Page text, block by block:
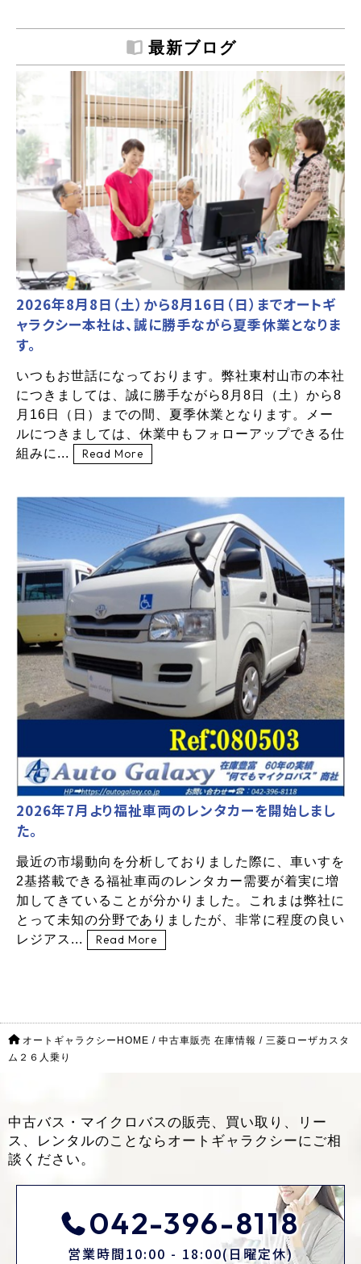
最新ブログ
2026年8月8日（土）から8月16日（日）までオートギ
ャラクシー本社は、誠に勝手ながら夏季休業となりま
す。
いつもお世話になっております。弊社東村山市の本社
につきましては、誠に勝手ながら8月8日（土）から8
月16日（日）までの間、夏季休業となります。メー
ルにつきましては、休業中もフォローアップできる仕
組みに...
Read More
2026年7月より福祉車両のレンタカーを開始しまし
た。
最近の市場動向を分析しておりました際に、車いすを
2基搭載できる福祉車両のレンタカー需要が着実に増
加してきていることが分かりました。これまは弊社に
とって未知の分野でありましたが、非常に程度の良い
レジアス...
Read More
オートギャラクシーHOME / 中古車販売 在庫情報 / 三菱ローザカスタ
ム２６人乗り
中古バス・マイクロバスの販売、買い取り、リー
ス、レンタルのことなら オートギャラクシーにご相
談ください。
042-396-8118
営業時間10:00 - 18:00(日曜定休)